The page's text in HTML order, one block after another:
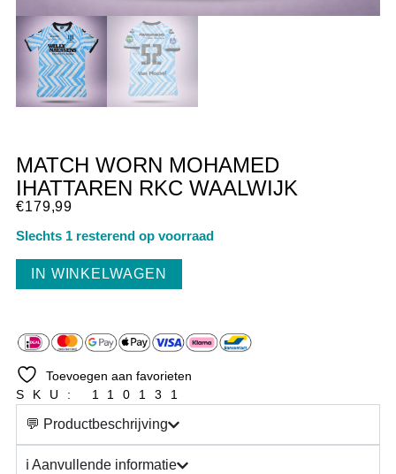
MATCH WORN MOHAMED
IHATTAREN RKC WAALWIJK
€179,99
Slechts 1 resterend op voorraad
IN WINKELWAGEN
Toevoegen aan favorieten
SKU: 110131
💬 Productbeschrijving
ℹ️ Aanvullende informatie